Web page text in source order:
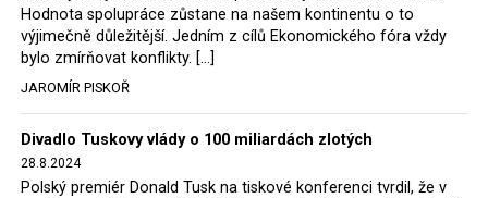
zaplatilo jako odškodnění České republice – ale jak důl,
tak elektrárna nadále fungovaly. Už tehdy zástupci
tehdejší opozice a dnes vládnoucí koalice, jako
místopředseda Občanské platformy (PO) Rafał
Hołownia, přímo řekli, že by se polská vláda měla
tomuto rozhodnutí podřídit.
Hodnota spolupráce zůstane na našem kontinentu o to
výjimečně důležitější. Jedním z cílů Ekonomického fóra vždy
bylo zmírňovat konflikty. […]
JAROMÍR PISKOŘ
Divadlo Tuskovy vlády o 100 miliardách zlotých
28.8.2024
Polský premiér Donald Tusk na tiskové konferenci tvrdil, že v